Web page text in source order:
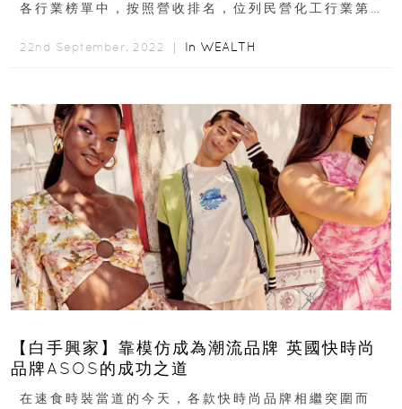
各行業榜單中，按照營收排名，位列民營化工行業第
22nd September, 2022 ｜ In WEALTH
【白手興家】靠模仿成為潮流品牌 英國快時尚
品牌ASOS的成功之道
在速食時裝當道的今天，各款快時尚品牌相繼突圍而